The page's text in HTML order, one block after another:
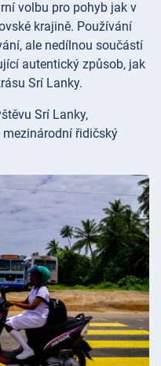
volbu pro pohyb jak v
krajině. Používání
ale nedílnou součástí
autentický způsob, jak
Srí Lanky.
Srí Lanky,
mezinárodní řidičský